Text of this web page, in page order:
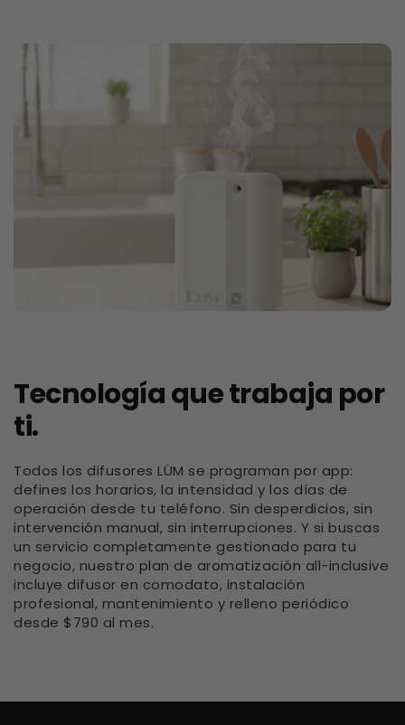
Tecnología que trabaja por
ti.
Todos los difusores LÜM se programan por app:
defines los horarios, la intensidad y los días de
operación desde tu teléfono. Sin desperdicios, sin
intervención manual, sin interrupciones. Y si buscas
un servicio completamente gestionado para tu
negocio, nuestro plan de aromatización all-inclusive
incluye difusor en comodato, instalación
profesional, mantenimiento y relleno periódico
desde $790 al mes.